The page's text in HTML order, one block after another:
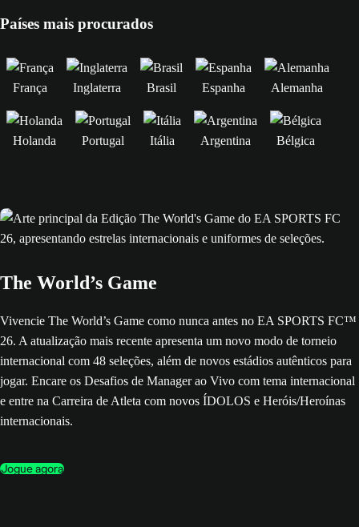
Países mais procurados
França Inglaterra Brasil Espanha Alemanha
Holanda Portugal Itália Argentina Bélgica
The World’s Game
Vivencie The World’s Game como nunca antes no EA SPORTS FC™
26. A atualização mais recente apresenta um novo modo de torneio
internacional com 48 seleções, além de novos estádios autênticos para
jogar. Encare os Desafios de Manager ao Vivo com tema internacional
e entre na Carreira de Atleta com novos ÍDOLOS e Heróis/Heroínas
internacionais.
Jogue agora